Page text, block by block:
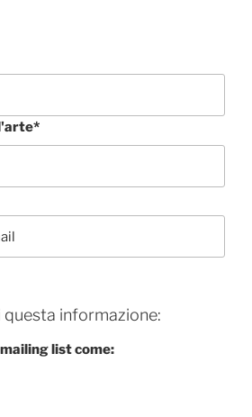
questa informazione:
list come: